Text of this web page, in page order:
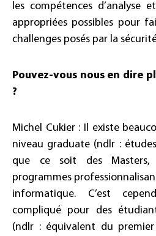
les compétences d’analyse
appropriées possibles pour
challenges posés par la
Pouvez-vous nous en dire
?
Michel Cukier : Il existe
niveau graduate (ndlr :
que ce soit des
programmes
informatique. C’est
compliqué pour des
(ndlr : équivalent du